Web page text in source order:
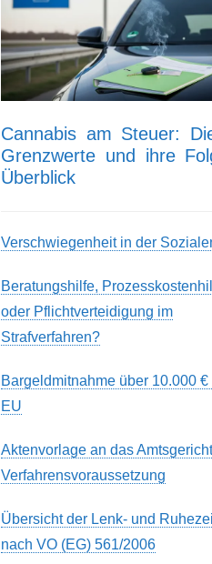
Can­nabis am Steu­er:
Grenz­werte und ihre
Über­blick
Ver­schwieg­en­heit in der
Berat­ungs­hil­fe,
oder Pflicht­ver­teidig­ung im
Strafverfahren?
Bargeldmitnahme über 10.000 €
EU
Aktenvorlage an das
Verfahrensvoraussetzung
Übersicht der Lenk- und
nach VO (EG) 561/2006